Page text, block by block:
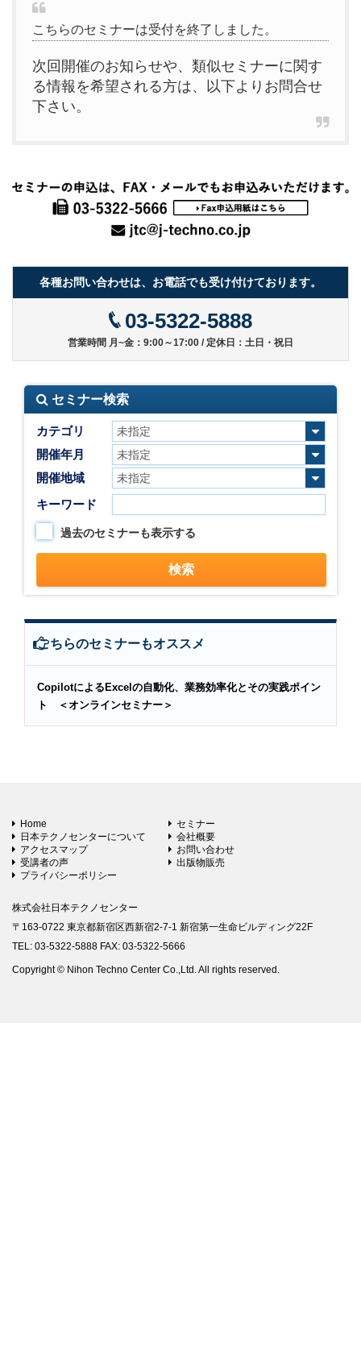
こちらのセミナーは受付を終了しました。
次回開催のお知らせや、類似セミナーに関す
る情報を希望される方は、以下よりお問合せ
下さい。
各種お問い合わせは、お電話でも受け付けております。
03-5322-5888
営業時間 月~金：9:00～17:00 / 定休日：土日・祝日
セミナー検索
カテゴリ
開催年月
開催地域
キーワード
過去のセミナーも表示する
こちらのセミナーもオススメ
CopilotによるExcelの自動化、業務効率化とその実践ポイン
ト ＜オンラインセミナー＞
Home
セミナー
日本テクノセンターについて
会社概要
アクセスマップ
お問い合わせ
受講者の声
出版物販売
プライバシーポリシー
株式会社日本テクノセンター
〒163-0722 東京都新宿区西新宿2-7-1 新宿第一生命ビルディング22F
TEL: 03-5322-5888 FAX: 03-5322-5666
Copyright © Nihon Techno Center Co.,Ltd. All rights reserved.